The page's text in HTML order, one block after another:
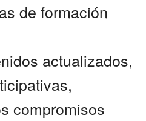
de formación
actualizados,
compromisos